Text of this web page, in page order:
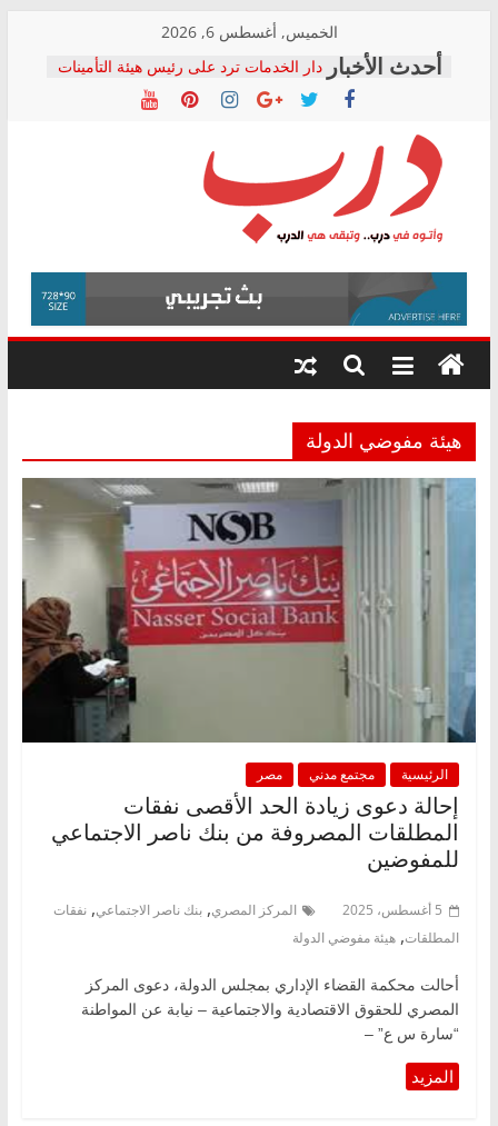
content
الخميس, أغسطس 6, 2026
دار الخدمات ترد على رئيس هيئة التأمينات
بعد مؤتمره الصحفي: إنكار الأزمة لا ينهي
معاناة أصحاب المعاشات.. ونطالب بكشف
فرحات سليمان يكتب: القطاع الصحي إلى
أين؟
حزب التحالف الشعبي يطلق لجنة “الحق
في الصحة” بالإسكندرية لرصد الانتهاكات
ودعم المرضى
الوزاري لمدينة الصحفيين.. وانتهاء أعمال
إنشاء المبنى الإداري
المجلس القومي لحقوق الإنسان يعلن
متابعة قضية الدكتور محمد زهران.. ويؤكد:
قرينة البراءة وضمانات المحاكمة العادلة
درب
وأتوه
درب..
وتبقى
هي
هيئة مفوضي الدولة
الرئيسية مجتمع مدني مصر
إحالة دعوى زيادة الحد الأقصى نفقات
المطلقات المصروفة من بنك ناصر الاجتماعي
للمفوضين
5 أغسطس، 2025 المركز المصري, بنك ناصر الاجتماعي, نفقات
المطلقات, هيئة مفوضي الدولة
أحالت محكمة القضاء الإداري بمجلس الدولة، دعوى المركز
المصري للحقوق الاقتصادية والاجتماعية – نيابة عن المواطنة
“سارة س ع” –